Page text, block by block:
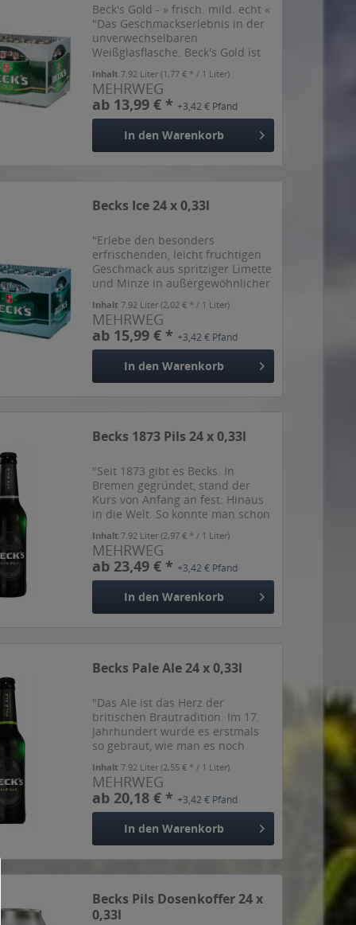
Beck's Gold - » frisch. mild. echt «
"Das Geschmackserlebnis in der
unverwechselbaren
Weißglasflasche. Beck's Gold ist
frischen, weniger herben
Geschmack mit einem
Alkoholgehalt mit 4,9% vol.
Modern....
Inhalt7.92 Liter(1,77 € * / 1 Liter)
MEHRWEG
ab 13,99 € *+3,42 € Pfand
In den Warenkorb
Becks Ice 24 x 0,33l
"Erlebe den besonders
erfrischenden, leicht fruchtigen
Geschmack aus spritziger Limette
und Minze in außergewöhnlicher
Biermix mit nur 2,5 Prozent
Alkoholgehalt und dein
persönlicher Partybegleiter &...
Inhalt7.92 Liter(2,02 € * / 1 Liter)
MEHRWEG
ab 15,99 € *+3,42 € Pfand
In den Warenkorb
Becks 1873 Pils 24 x 0,33l
"Seit 1873 gibt es Becks. In
Bremen gegründet, stand der
Kurs von Anfang an fest: Hinaus
in die Welt. So konnte man schon
Longneck-Flaschen unter der
Sonne Indonesiens genießen.
Und 1876 wurde Becks zum...
Inhalt7.92 Liter(2,97 € * / 1 Liter)
MEHRWEG
ab 23,49 € *+3,42 € Pfand
In den Warenkorb
Becks Pale Ale 24 x 0,33l
"Das Ale ist das Herz der
britischen Brautradition. Im 17.
Jahrhundert wurde es erstmals
so gebraut, wie man es noch
Hersteller.
Inhalt7.92 Liter(2,55 € * / 1 Liter)
MEHRWEG
ab 20,18 € *+3,42 € Pfand
In den Warenkorb
Becks Pils Dosenkoffer 24 x
0,33l